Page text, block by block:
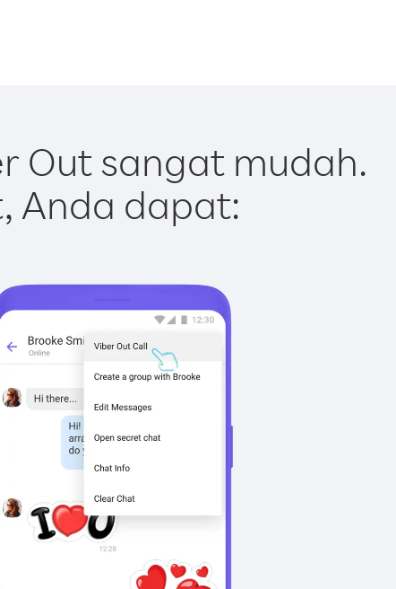
Out sangat mudah.
Anda dapat: